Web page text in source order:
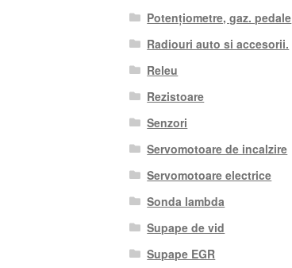
Potențiometre, gaz. pedale
Radiouri auto si accesorii.
Releu
Rezistoare
Senzori
Servomotoare de incalzire
Servomotoare electrice
Sonda lambda
Supape de vid
Supape EGR